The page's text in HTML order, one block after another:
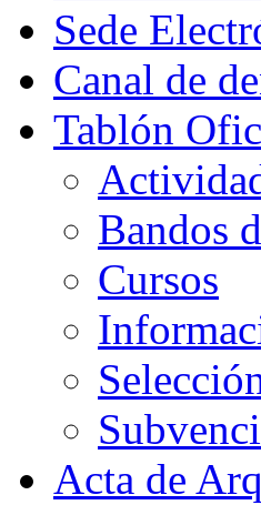
Sede
Canal de
Tablón
Bandos
Cursos
Acta de